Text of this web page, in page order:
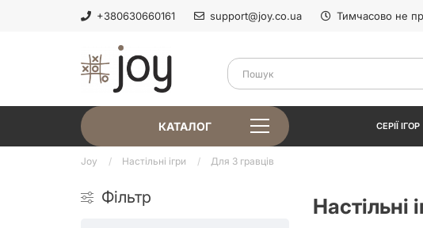
+380630660161 support@joy.co.ua Тимчасово не
КАТАЛОГ СЕРІЇ ІГОР
Joy Настільні ігри Для 3 гравців
Фільтр Настільні